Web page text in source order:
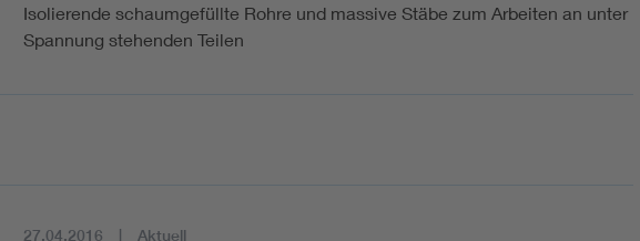
Isolierende schaumgefüllte Rohre und massive Stäbe zum Arbeiten an unter
Spannung stehenden Teilen
27.04.2016 Aktuell